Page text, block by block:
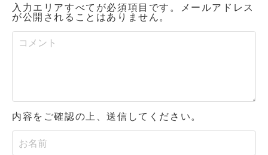
入力エリアすべてが必須項目です。メールアドレス
が公開されることはありません。
内容をご確認の上、送信してください。